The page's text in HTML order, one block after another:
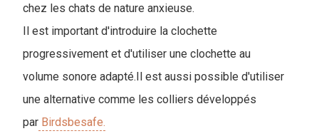
chez les chats de nature anxieuse.
Il est important d'introduire la clochette
progressivement et d'utiliser une clochette au
volume sonore adapté.Il est aussi possible d'utiliser
une alternative comme les colliers développés
par Birdsbesafe.